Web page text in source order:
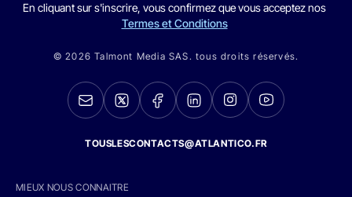
En cliquant sur s'inscrire, vous confirmez que vous acceptez nos
Termes et Conditions
© 2026 Talmont Media SAS. tous droits réservés.
TOUSLESCONTACTS@ATLANTICO.FR
MIEUX NOUS CONNAITRE